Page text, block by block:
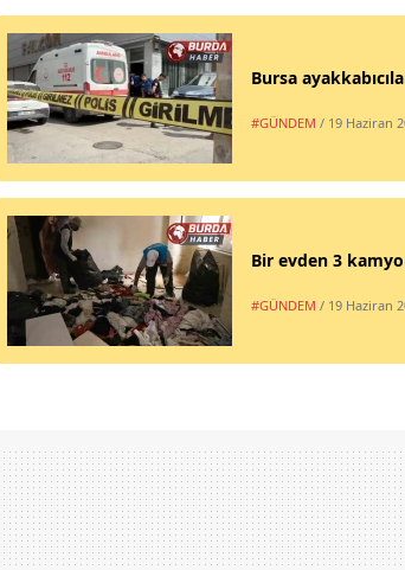
Bursa
#GÜNDEM / 19 Haziran
Bir evden 3
#GÜNDEM / 19 Haziran